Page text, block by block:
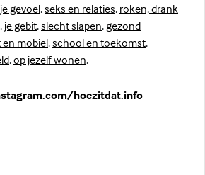
je gevoel,seks en relaties, roken, drank
, je gebit,slecht slapen, gezond
mobiel,school en toekomst,
,op jezelf wonen.
hoezitdat.info